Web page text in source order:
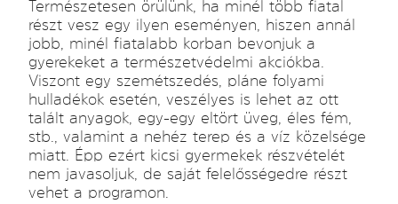
Természetesen örülünk, ha minél több fiatal
részt vesz egy ilyen eseményen, hiszen annál
jobb, minél fiatalabb korban bevonjuk a
gyerekeket a természetvédelmi akciókba.
Viszont egy szemétszedés, pláne folyami
hulladékok esetén, veszélyes is lehet az ott
talált anyagok, egy-egy eltört üveg, éles fém,
stb., valamint a nehéz terep és a víz közelsége
miatt. Épp ezért kicsi gyermekek részvételét
nem javasoljuk, de saját felelősségedre részt
vehet a programon.